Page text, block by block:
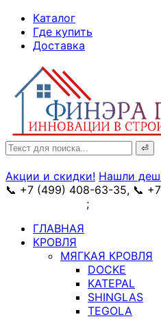
Skip
Content
Каталог
Где купить
Доставка
Search
for:
Акции и скидки! Нашли
📞 +7 (499) 408-63-35, 📞
;
ГЛАВНАЯ
КРОВЛЯ
МЯГКАЯ КРОВЛЯ
DOCKE
KATEPAL
SHINGLAS
TEGOLA